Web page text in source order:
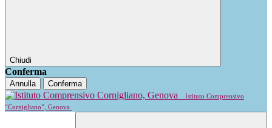
Chiudi
Conferma
Annulla Conferma
Istituto Comprensivo
“Cornigliano”, Genova